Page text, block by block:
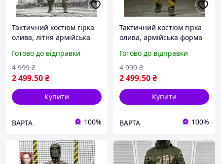
Тактичний костюм гірка
олива, літня армійська
костюм гірка колір хакі
Готово до відправки
2 499.50₴
4 999 ₴
Купити
ВАРТА 100%
Тактичний костюм гірка
олива, армійська форма
костюм гірка хакі грета
Готово до відправки
2 499.50₴
4 999 ₴
Купити
ВАРТА 100%